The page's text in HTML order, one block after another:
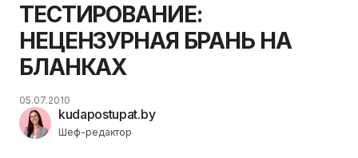
ТЕСТИРОВАНИЕ:
НЕЦЕНЗУРНАЯ БРАНЬ НА
БЛАНКАХ
kudapostupat.by
Шеф-редактор
05.07.2010